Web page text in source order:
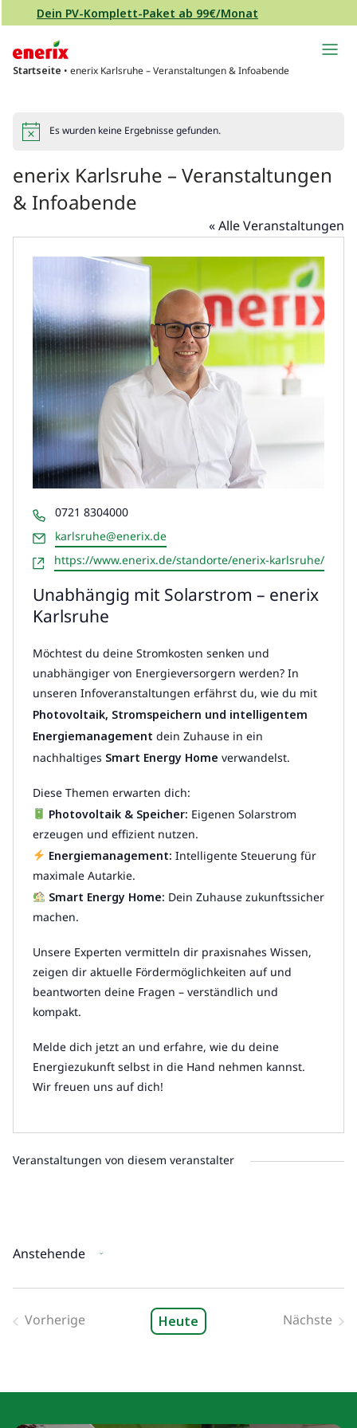
Direkt zum Inhalt wechseln
Dein PV-Komplett-Paket ab 99€/Monat
Hauptnavigation
Startseite • enerix Karlsruhe – Veranstaltungen & Infoabende
HinweisEs wurden keine Ergebnisse gefunden.
enerix Karlsruhe – Veranstaltungen
& Infoabende
« Alle Veranstaltungen
Telefon
0721 8304000
Email
karlsruhe@enerix.de
Webseite
https://www.enerix.de/standorte/enerix-karlsruhe/
Unabhängig mit Solarstrom – enerix
Karlsruhe
Möchtest du deine Stromkosten senken und
unabhängiger von Energieversorgern werden? In
unseren Infoveranstaltungen erfährst du, wie du mit
Photovoltaik, Stromspeichern und intelligentem
Energiemanagement dein Zuhause in ein
nachhaltiges Smart Energy Home verwandelst.
Diese Themen erwarten dich:
Photovoltaik & Speicher: Eigenen Solarstrom
erzeugen und effizient nutzen.
Energiemanagement: Intelligente Steuerung für
maximale Autarkie.
Smart Energy Home: Dein Zuhause zukunftssicher
machen.
Unsere Experten vermitteln dir praxisnahes Wissen,
zeigen dir aktuelle Fördermöglichkeiten auf und
beantworten deine Fragen – verständlich und
kompakt.
Melde dich jetzt an und erfahre, wie du deine
Energiezukunft selbst in die Hand nehmen kannst.
Wir freuen uns auf dich!
Veranstaltungen von diesem veranstalter
Anstehende
wählen.
Vorherige
Veranstaltungen
Heute
Nächste